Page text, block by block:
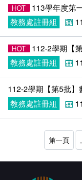
HOT
113學年度第
教務處註冊組
HOT
112-2學期【
教務處註冊組
112-2學期【第5批
教務處註冊組
第一頁